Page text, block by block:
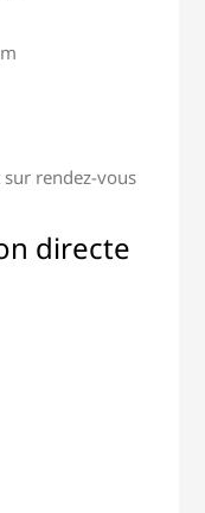
rendez-vous
directe